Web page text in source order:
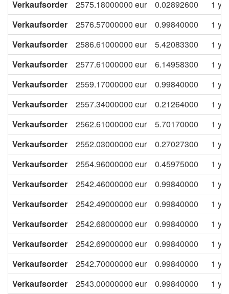
Verkaufsorder 2575.18000000 eur 0.02892600
1
Verkaufsorder
2576.57000000 eur 0.99840000
1
Verkaufsorder
2586.61000000 eur 5.42083300
1
Verkaufsorder
2577.61000000 eur 6.14958300
1
Verkaufsorder
2559.17000000 eur 0.99840000
1
Verkaufsorder
2557.34000000 eur 0.21264000
1
Verkaufsorder
2562.61000000 eur 5.70170000
1
Verkaufsorder
2552.03000000 eur 0.27027300
1
Verkaufsorder
2554.96000000 eur 0.45975000
1
Verkaufsorder
2542.46000000 eur 0.99840000
1
Verkaufsorder
2542.49000000 eur 0.99840000
1
Verkaufsorder
2542.68000000 eur 0.99840000
1
Verkaufsorder
2542.69000000 eur 0.99840000
1
Verkaufsorder
2542.70000000 eur 0.99840000
1
Verkaufsorder
2543.00000000 eur 0.99840000
1